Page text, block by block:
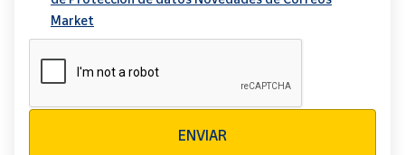
Market
ENVIAR